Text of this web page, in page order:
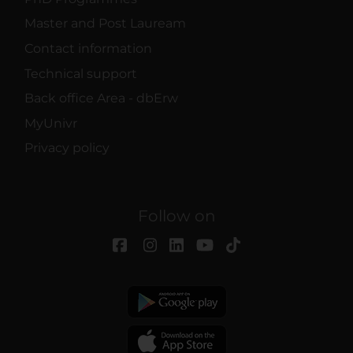
Master and Post Lauream
Contact information
Technical support
Back office Area - dbErw
MyUnivr
Privacy policy
Follow on